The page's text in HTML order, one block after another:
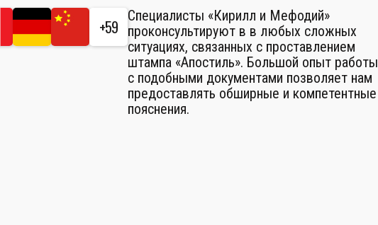
+59
Специалисты «Кирилл и Мефодий»
проконсультируют в в любых сложных
ситуациях, связанных с проставлением
штампа «Апостиль». Большой опыт работы
с подобными документами позволяет нам
предоставлять обширные и компетентные
пояснения.